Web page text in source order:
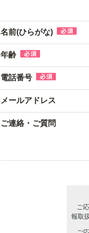
名前(ひらがな)
年齢
電話番号
メールアドレス
ご連絡・ご質問
ご
報取